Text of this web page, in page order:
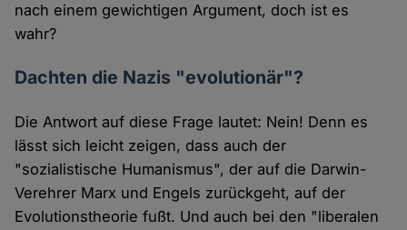
nach einem gewichtigen Argument, doch ist es
wahr?
Dachten die Nazis "evolutionär"?
Die Antwort auf diese Frage lautet: Nein! Denn es
lässt sich leicht zeigen, dass auch der
"sozialistische Humanismus", der auf die Darwin-
Verehrer Marx und Engels zurückgeht, auf der
Evolutionstheorie fußt. Und auch bei den "liberalen